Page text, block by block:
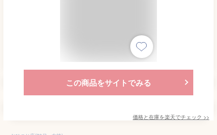
この商品をサイトでみる
価格と在庫を楽天でチェック >>